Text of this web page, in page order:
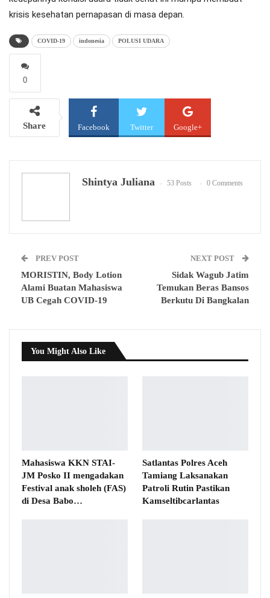
krisis kesehatan pernapasan di masa depan.
COVID-19 indonesia POLUSI UDARA
0
Share Facebook Twitter Google+
Shintya Juliana 53 Posts 0 Comments
PREV POST
MORISTIN, Body Lotion
Alami Buatan Mahasiswa
UB Cegah COVID-19
NEXT POST
Sidak Wagub Jatim
Temukan Beras Bansos
Berkutu Di Bangkalan
You Might Also Like
Mahasiswa KKN STAI-
JM Posko II mengadakan
Festival anak sholeh (FAS)
di Desa Babo…
Satlantas Polres Aceh
Tamiang Laksanakan
Patroli Rutin Pastikan
Kamseltibcarlantas